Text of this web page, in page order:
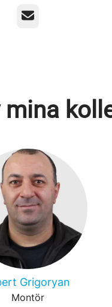
E-post
mina
Grigoryan
Montör